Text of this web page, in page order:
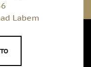
Labem